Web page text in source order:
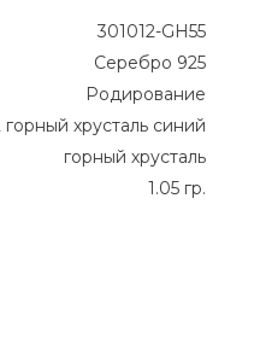
301012-GH55
Серебро 925
Родирование
горный хрусталь синий
горный хрусталь
1.05 гр.